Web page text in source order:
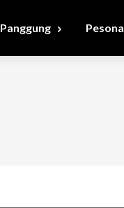
Panggung Pesona